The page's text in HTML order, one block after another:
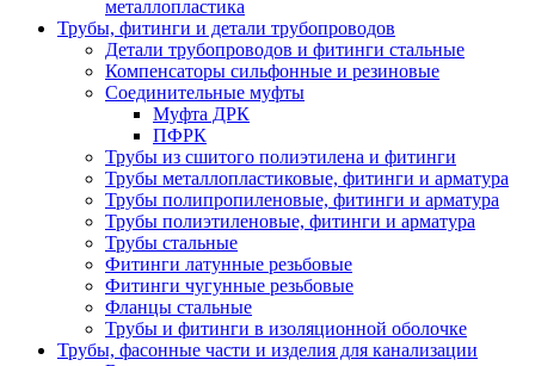
металлопластика
Трубы, фитинги и детали трубопроводов
Детали трубопроводов и фитинги стальные
Компенсаторы сильфонные и резиновые
Соединительные муфты
Муфта ДРК
ПФРК
Трубы из сшитого полиэтилена и фитинги
Трубы металлопластиковые, фитинги и арматура
Трубы полипропиленовые, фитинги и арматура
Трубы полиэтиленовые, фитинги и арматура
Трубы стальные
Фитинги латунные резьбовые
Фитинги чугунные резьбовые
Фланцы стальные
Трубы и фитинги в изоляционной оболочке
Трубы, фасонные части и изделия для канализации